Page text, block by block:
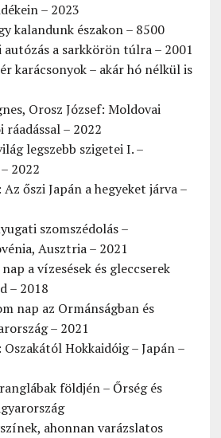
– 2023
kalandunk északon – 8500
a sarkkörön túlra – 2001
karácsonyok – akár hó nélkül is
Orosz József: Moldovai
– 2022
legszebb szigetei I. –
2022
őszi Japán a hegyeket járva –
szomszédolás –
Ausztria – 2021
a vízesések és gleccserek
– 2018
nap az Ormánságban és
– 2021
Hokkaidóig – Japán –
földjén – Őrség és
ahonnan varázslatos